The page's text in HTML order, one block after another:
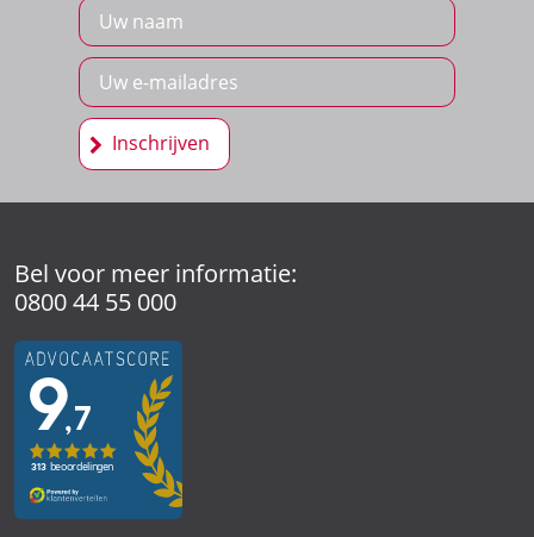
Inschrijven
Bel voor meer informatie:
0800 44 55 000